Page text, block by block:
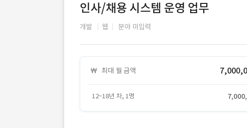
인사/채용 시스템 운영 업무
개발 웹 분야 미입력
최대 월 금액
12~18년 차, 1명